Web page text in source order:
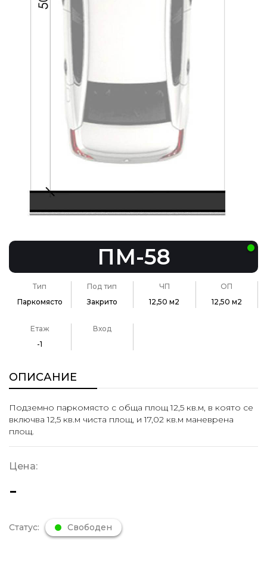
ПМ-58
Тип
Паркомясто
Под тип
Закрито
ЧП
12,50 м2
ОП
12,50 м2
Етаж
-1
Вход
ОПИСАНИЕ
Подземно паркомясто с обща площ 12,5 кв.м, в която се
включва 12,5 кв.м чиста площ, и 17,02 кв.м маневрена
площ.
Цена:
-
Статус: Свободен